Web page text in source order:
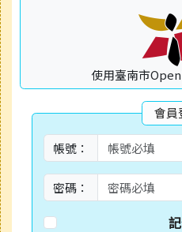
使用臺南市
會員
帳號：
密碼：